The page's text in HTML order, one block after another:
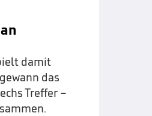
damit
das
Treffer –